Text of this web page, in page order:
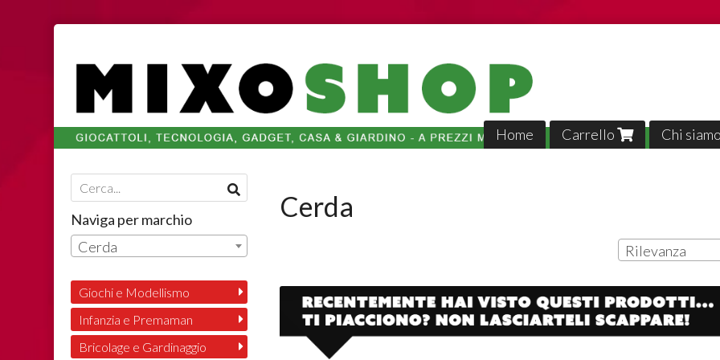
Home Carrello Chi siamo
Cerda
Rilevanza
Naviga per marchio
Cerda
Giochi e Modellismo
Infanzia e Premaman
Bricolage e Gardinaggio
Tutto
veloci,,
02-04-